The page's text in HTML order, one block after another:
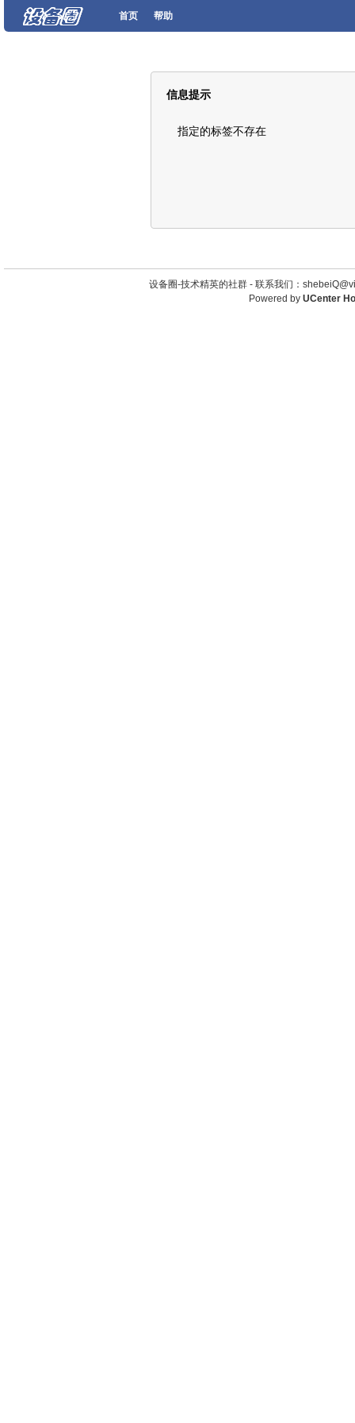
首页 帮助
信息提示
指定的标签不存在
设备圈-技术精英的社群 - 联系我们：
Powered by UCenter